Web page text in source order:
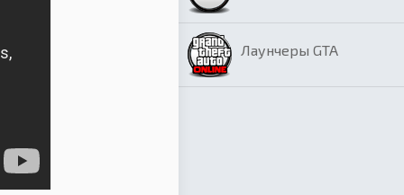
Лаунчеры GTA